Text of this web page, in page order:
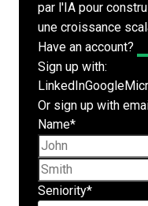
par l'IA pour
une croissance
Have an account?
Sign up with:
LinkedInGoogle
Or sign up with
Name*
Seniority*